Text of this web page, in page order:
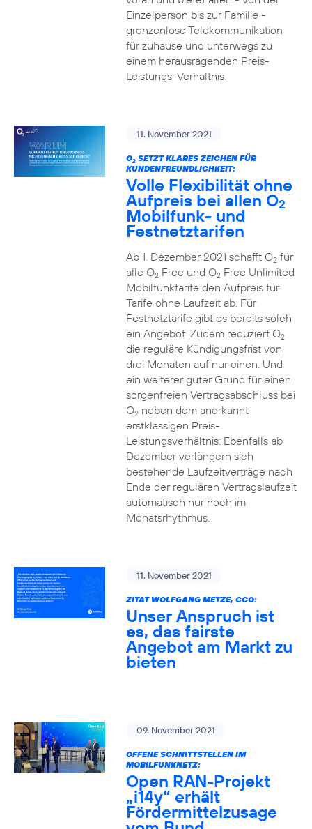
Einzelperson bis zur Familie -
grenzenlose Telekommunikation
für zuhause und unterwegs zu
einem herausragenden Preis-
Leistungs-Verhältnis.
11. November 2021
O2SETZT KLARES ZEICHEN FÜR
KUNDENFREUNDLICHKEIT:
Volle Flexibilität ohne
Aufpreis bei allen O2
Mobilfunk- und
Festnetztarifen
Ab 1. Dezember 2021 schafft O2für
alle O2Free und O2Free Unlimited
Mobilfunktarife den Aufpreis für
Tarife ohne Laufzeit ab. Für
Festnetztarife gibt es bereits solch
ein Angebot. Zudem reduziert O2
die reguläre Kündigungsfrist von
drei Monaten auf nur einen. Und
ein weiterer guter Grund für einen
sorgenfreien Vertragsabschluss bei
O2neben dem anerkannt
erstklassigen Preis-
Leistungsverhältnis: Ebenfalls ab
Dezember verlängern sich
bestehende Laufzeitverträge nach
Ende der regulären Vertragslaufzeit
automatisch nur noch im
Monatsrhythmus.
11. November 2021
ZITAT WOLFGANG METZE, CCO:
Unser Anspruch ist
es, das fairste
Angebot am Markt zu
bieten
09. November 2021
OFFENE SCHNITTSTELLEN IM
MOBILFUNKNETZ:
Open RAN-Projekt
„i14y“ erhält
Fördermittelzusage